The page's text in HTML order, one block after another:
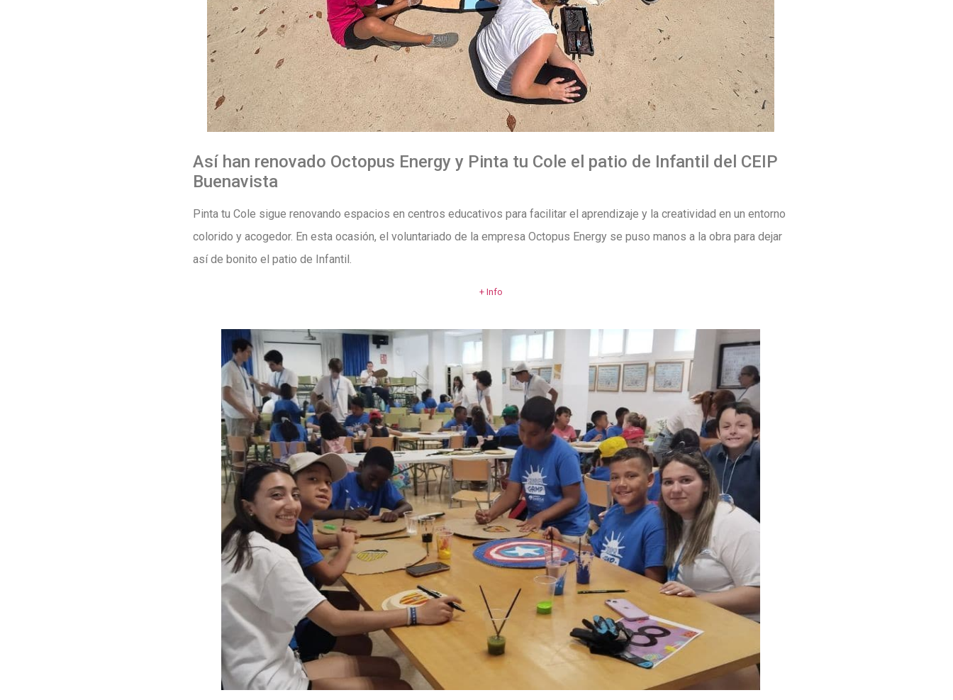
Así han renovado Octopus Energy y Pinta tu Cole el patio de Infantil del CEIP
Buenavista
Pinta tu Cole sigue renovando espacios en centros educativos para facilitar el aprendizaje y la creatividad en un entorno
colorido y acogedor. En esta ocasión, el voluntariado de la empresa Octopus Energy se puso manos a la obra para dejar
así de bonito el patio de Infantil.
+ Info